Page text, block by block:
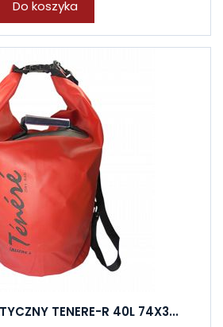
Do koszyka
TENERE-R 40L 74X3...